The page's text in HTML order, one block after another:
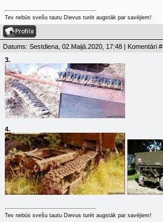
Tev nebūs svešu tautu Dievus turēt augstāk par savējiem!
Datums: Sestdiena, 02.Maijā.2020, 17:48 | Komentāri #
3.
4.
Tev nebūs svešu tautu Dievus turēt augstāk par savējiem!